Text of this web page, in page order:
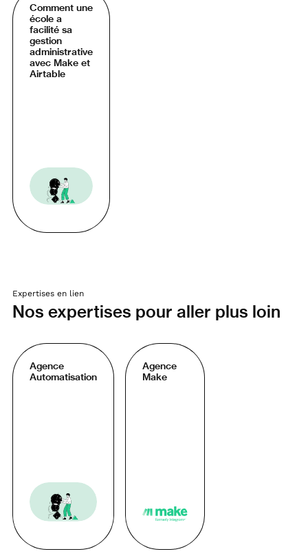
Comment une
école a
facilité sa
gestion
administrative
avec Make et
Airtable
Expertises en lien
Nos expertises pour aller plus loin
Agence
Automatisation
Agence
Make